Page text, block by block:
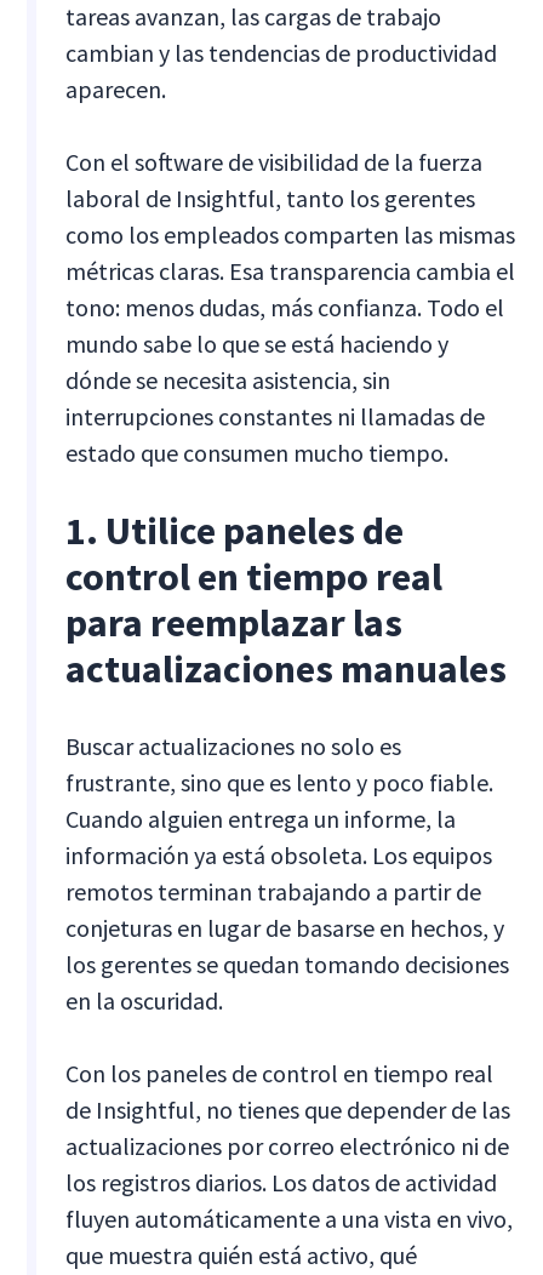
tareas avanzan, las cargas de trabajo
cambian y las tendencias de productividad
aparecen.
Con el software de visibilidad de la fuerza
laboral de Insightful, tanto los gerentes
como los empleados comparten las mismas
métricas claras. Esa transparencia cambia el
tono: menos dudas, más confianza. Todo el
mundo sabe lo que se está haciendo y
dónde se necesita asistencia, sin
interrupciones constantes ni llamadas de
estado que consumen mucho tiempo.
1. Utilice paneles de
control en tiempo real
para reemplazar las
actualizaciones manuales
Buscar actualizaciones no solo es
frustrante, sino que es lento y poco fiable.
Cuando alguien entrega un informe, la
información ya está obsoleta. Los equipos
remotos terminan trabajando a partir de
conjeturas en lugar de basarse en hechos, y
los gerentes se quedan tomando decisiones
en la oscuridad.
Con los paneles de control en tiempo real
de Insightful, no tienes que depender de las
actualizaciones por correo electrónico ni de
los registros diarios. Los datos de actividad
fluyen automáticamente a una vista en vivo,
que muestra quién está activo, qué